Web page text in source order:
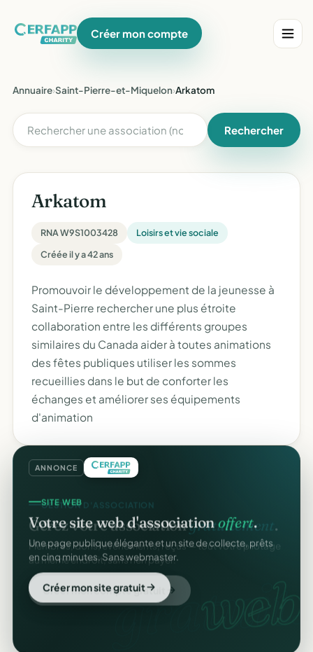
Créer mon compte
Annuaire›Saint-Pierre-et-Miquelon›Arkatom
Rechercher
Arkatom
RNA W9S1003428
Loisirs et vie sociale
Créée il y a 42 ans
Promouvoir le développement de la jeunesse à
Saint-Pierre rechercher une plus étroite
collaboration entre les différents groupes
similaires du Canada aider à toutes animations
des fêtes publiques utiliser les sommes
recueillies dans le but de conforter les
échanges et améliorer ses équipements
d'animation
ANNONCE
gratuit.
GESTION D'ASSOCIATION
Gérez votre associationgratuitement.
Membres, dons, événements, reçus — tout votre pilotage
au même endroit, sans rien payer.
Créer mon compte gratuit
SITE WEB
Votre site web d'associationoffert.
Une page publique élégante et un site de collecte, prêts
en cinq minutes. Sans webmaster.
Créer mon site gratuit